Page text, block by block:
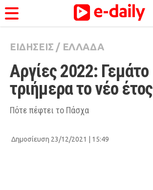
ΚΑΤΗΓΟΡΊΕΣ
Ειδήσεις
Θέματα
Videos
Viral
ΕΙΔΗΣΕΙΣ / ΕΛΛΑΔΑ
Αργίες 2022: Γεμάτο
τριήμερα το νέο έτος
Πότε πέφτει το Πάσχα
Δημοσίευση 23/12/2021 | 15:49